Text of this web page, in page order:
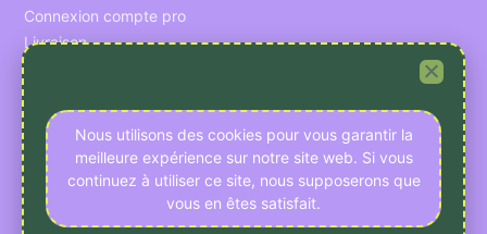
Connexion compte pro
Livraison
Préférences cookies
Données personnelles
RESSOURCES
Nous utilisons des cookies pour vous garantir la
meilleure expérience sur notre site web. Si vous
continuez à utiliser ce site, nous supposerons que
vous en êtes satisfait.